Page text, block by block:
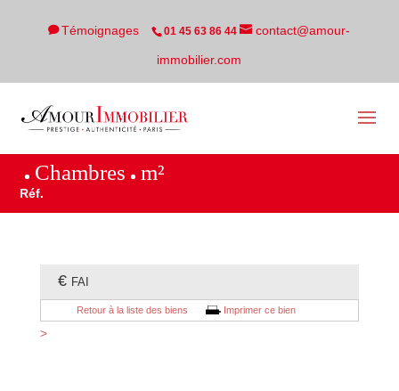
Témoignages 01 45 63 86 44 contact@amour-
immobilier.com
Chambres m²
Réf.
€ FAI
Retour à la liste des biens Imprimer ce bien
>